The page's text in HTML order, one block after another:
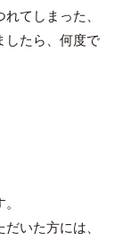
てしまった、
したら、何度で
いた方には、